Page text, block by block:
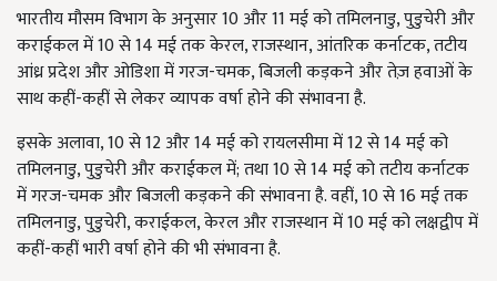
भारतीय मौसम विभाग के अनुसार 10 और 11 मई को तमिलनाडु, पुडुचेरी और
कराईकल में 10 से 14 मई तक केरल, राजस्थान, आंतरिक कर्नाटक, तटीय
आंध्र प्रदेश और ओडिशा में गरज-चमक, बिजली कड़कने और तेज़ हवाओं के
साथ कहीं-कहीं से लेकर व्यापक वर्षा होने की संभावना है.
इसके अलावा, 10 से 12 और 14 मई को रायलसीमा में 12 से 14 मई को
तमिलनाडु, पुडुचेरी और कराईकल में; तथा 10 से 14 मई को तटीय कर्नाटक
में गरज-चमक और बिजली कड़कने की संभावना है. वहीं, 10 से 16 मई तक
तमिलनाडु, पुडुचेरी, कराईकल, केरल और राजस्थान में 10 मई को लक्षद्वीप में
कहीं-कहीं भारी वर्षा होने की भी संभावना है.